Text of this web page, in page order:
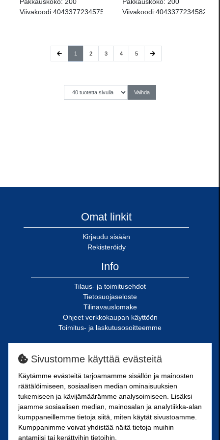
Viivakoodi:4043377234575
Viivakoodi:4043377234582
1 (current)
2 3 4 5
Omat linkit
Kirjaudu sisään
Rekisteröidy
Info
Tilaus- ja toimitusehdot
Tietosuojaseloste
Tilinavauslomake
Ohjeet verkkokaupan käyttöön
Toimitus- ja laskutusosoitteemme
SN-Kiinnike Oy
Riimukatu 18
20380 Turku
SN-Kiinnike Tampere Oy
Kuoppamäentie 10
33800 Tampere
Sivustomme käyttää evästeitä
Käytämme evästeitä tarjoamamme sisällön ja mainosten
räätälöimiseen, sosiaalisen median ominaisuuksien
tukemiseen ja kävijämäärämme analysoimiseen. Lisäksi
jaamme sosiaalisen median, mainosalan ja analytiikka-alan
kumppaneillemme tietoja siitä, miten käytät sivustoamme.
Kumppanimme voivat yhdistää näitä tietoja muihin
antamiisi tai kerättyihin tietoihin.